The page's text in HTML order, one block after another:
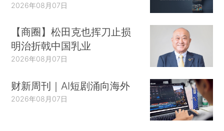
2026年08月07日
【商圈】松田克也挥刀止损
明治折戟中国乳业
2026年08月07日
财新周刊｜AI短剧涌向海外
2026年08月07日